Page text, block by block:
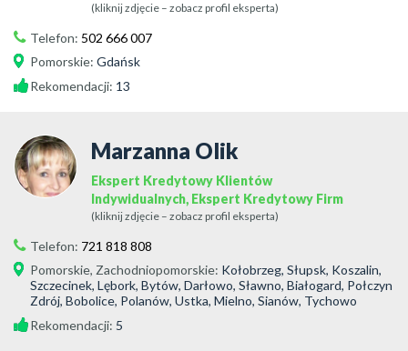
(kliknij zdjęcie – zobacz profil eksperta)
Telefon: 502 666 007
Pomorskie: Gdańsk
Rekomendacji: 13
Marzanna Olik
Ekspert Kredytowy Klientów
Indywidualnych, Ekspert Kredytowy Firm
(kliknij zdjęcie – zobacz profil eksperta)
Telefon: 721 818 808
Pomorskie, Zachodniopomorskie: Kołobrzeg, Słupsk, Koszalin,
Szczecinek, Lębork, Bytów, Darłowo, Sławno, Białogard, Połczyn
Zdrój, Bobolice, Polanów, Ustka, Mielno, Sianów, Tychowo
Rekomendacji: 5